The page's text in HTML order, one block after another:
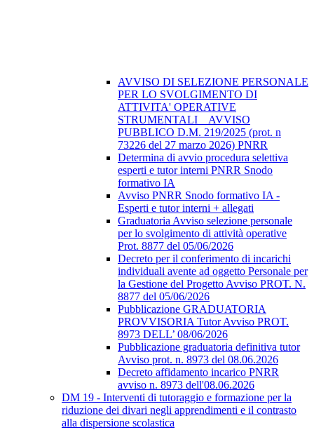
AVVISO DI SELEZIONE PERSONALE
PER LO SVOLGIMENTO DI
ATTIVITA' OPERATIVE
STRUMENTALI _ AVVISO
PUBBLICO D.M. 219/2025 (prot. n
73226 del 27 marzo 2026) PNRR
Determina di avvio procedura selettiva
esperti e tutor interni PNRR Snodo
formativo IA
Avviso PNRR Snodo formativo IA -
Esperti e tutor interni + allegati
Graduatoria Avviso selezione personale
per lo svolgimento di attività operative
Prot. 8877 del 05/06/2026
Decreto per il conferimento di incarichi
individuali avente ad oggetto Personale per
la Gestione del Progetto Avviso PROT. N.
8877 del 05/06/2026
Pubblicazione GRADUATORIA
PROVVISORIA Tutor Avviso PROT.
8973 DELL’ 08/06/2026
Pubblicazione graduatoria definitiva tutor
Avviso prot. n. 8973 del 08.06.2026
Decreto affidamento incarico PNRR
avviso n. 8973 dell'08.06.2026
DM 19 - Interventi di tutoraggio e formazione per la
riduzione dei divari negli apprendimenti e il contrasto
alla dispersione scolastica